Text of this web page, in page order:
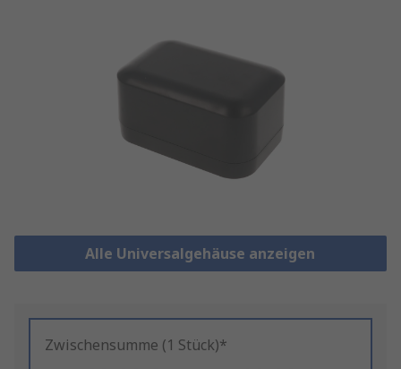
Alle Universalgehäuse anzeigen
Zwischensumme (1 Stück)*